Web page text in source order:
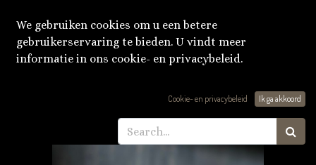
We gebruiken cookies om u een betere
gebruikerservaring te bieden. U vindt meer
informatie in ons cookie- en privacybeleid.
Cookie- en privacybeleid Ik ga akkoord